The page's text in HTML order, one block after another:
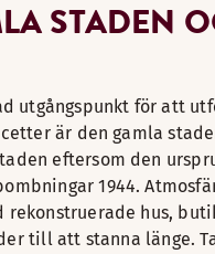
STADEN
utgångspunkt för att
är den gamla
eftersom den
1944.
hus,
till att stanna länge.